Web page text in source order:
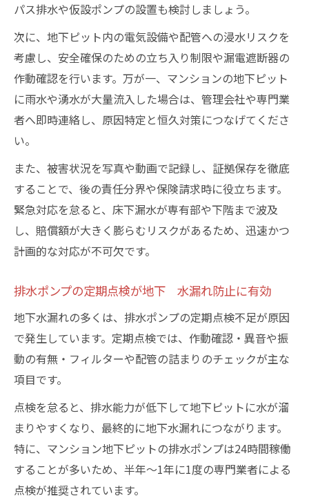
パス排水や仮設ポンプの設置も検討しましょう。
次に、地下ピット内の電気設備や配管への浸水リスクを
考慮し、安全確保のための立ち入り制限や漏電遮断器の
作動確認を行います。万が一、マンションの地下ピット
に雨水や湧水が大量流入した場合は、管理会社や専門業
者へ即時連絡し、原因特定と恒久対策につなげてくださ
い。
また、被害状況を写真や動画で記録し、証拠保存を徹底
することで、後の責任分界や保険請求時に役立ちます。
緊急対応を怠ると、床下漏水が専有部や下階まで波及
し、賠償額が大きく膨らむリスクがあるため、迅速かつ
計画的な対応が不可欠です。
排水ポンプの定期点検が地下 水漏れ防止に有効
地下水漏れの多くは、排水ポンプの定期点検不足が原因
で発生しています。定期点検では、作動確認・異音や振
動の有無・フィルターや配管の詰まりのチェックが主な
項目です。
点検を怠ると、排水能力が低下して地下ピットに水が溜
まりやすくなり、最終的に地下水漏れにつながります。
特に、マンション地下ピットの排水ポンプは24時間稼働
することが多いため、半年～1年に1度の専門業者による
点検が推奨されています。